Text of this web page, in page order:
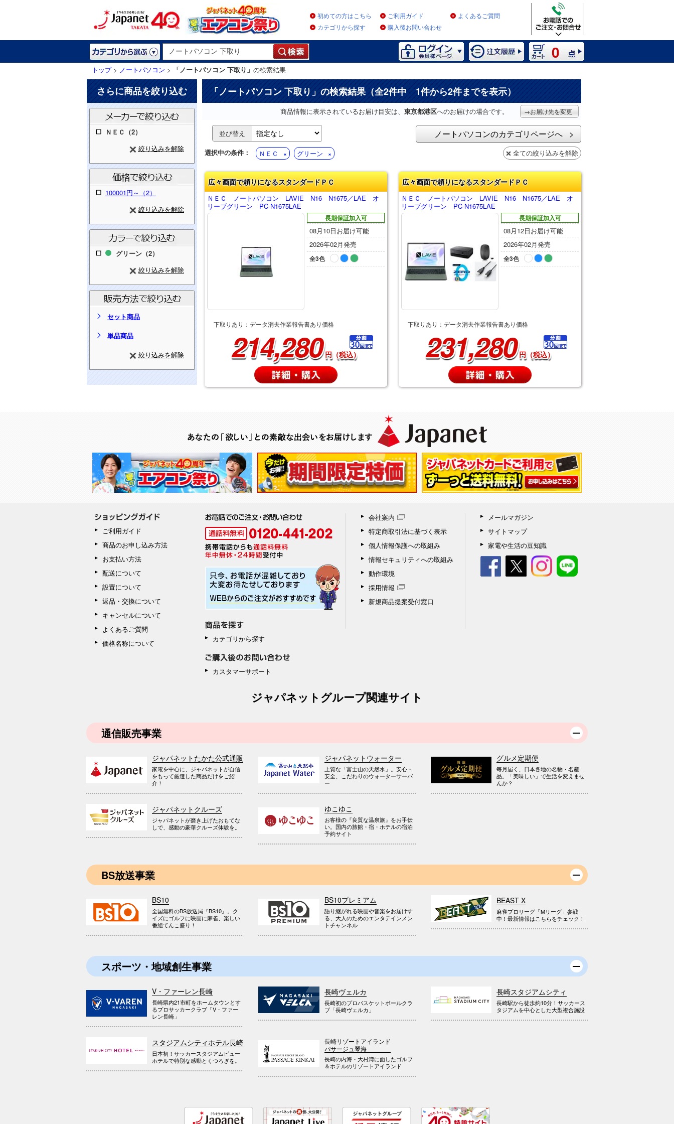
初めての方はこちら ご利用ガイド
よくあるご質問
カテゴリから探す
購入後お問い合わせ
0
トップ> ノートパソコン > 「ノートパソコン 下取り」 の検索結果
さらに商品を絞り込む
ＮＥＣ（2）
絞り込みを解除
100001円～（2）
絞り込みを解除
グリーン（2）
絞り込みを解除
セット商品
単品商品
絞り込みを解除
「ノートパソコン 下取り 」の検索結果（全2件中 1件から2件までを表示）
商品情報に表示されているお届け目安は、 東京都港区へのお届けの場合です。 →お届け先を変更
並び替え ノートパソコンのカテゴリページへ
選択中の条件： ＮＥＣ グリーン 全ての絞り込みを解除
広々画面で頼りになるスタンダードＰＣ
ＮＥＣ ノートパソコン LAVIE N16 N1675／LAE オ
リーブグリーン PC-N1675LAE
長期保証加入可
08月10日お届け可能
2026年02月発売
全3色
下取りあり：データ消去作業報告書あり価格
214,280 円（税込）
広々画面で頼りになるスタンダードＰＣ
ＮＥＣ ノートパソコン LAVIE N16 N1675／LAE オ
リーブグリーン PC-N1675LAE
長期保証加入可
08月12日お届け可能
2026年02月発売
全3色
下取りあり：データ消去作業報告書あり価格
231,280 円（税込）
ご利用ガイド
商品のお申し込み方法
お支払い方法
配送について
設置について
返品・交換について
キャンセルについて
よくあるご質問
価格名称について
カテゴリから探す
カスタマーサポート
会社案内
特定商取引法に基づく表示
個人情報保護への取組み
情報セキュリティへの取組み
動作環境
採用情報
新規商品提案受付窓口
メールマガジン
サイトマップ
家電や生活の豆知識
ジャパネットグループ関連サイト
通信販売事業
ジャパネットたかた公式通販
家電を中心に、ジャパネットが自信
をもって厳選した商品だけをご紹
介！
ジャパネットウォーター
上質な「富士山の天然水」。安心・
安全、こだわりのウォーターサーバ
ー
グルメ定期便
毎月届く、日本各地の名物・名産
品。「美味しい」で生活を変えませ
んか？
ジャパネットクルーズ
ジャパネットが磨き上げたおもてな
しで、感動の豪華クルーズ体験を。
ゆこゆこ
お客様の『良質な温泉旅』をお手伝
い。国内の旅館・宿・ホテルの宿泊
予約サイト
BS放送事業
BS10
全国無料のBS放送局『BS10』。ク
イズにゴルフに映画に麻雀、楽しい
番組てんこ盛り！
BS10プレミアム
語り継がれる映画や音楽をお届けす
る、大人のためのエンタテインメン
トチャンネル
BEAST X
麻雀プロリーグ「Mリーグ」参戦
中！最新情報はこちらをチェック！
スポーツ・地域創生事業
V・ファーレン長崎
長崎県内21市町をホームタウンとす
るプロサッカークラブ「V・ファー
レン長崎」
長崎ヴェルカ
長崎初のプロバスケットボールクラ
ブ「長崎ヴェルカ」
長崎スタジアムシティ
長崎駅から徒歩約10分！サッカース
タジアムを中心とした大型複合施設
スタジアムシティホテル長崎
日本初！サッカースタジアムビュー
ホテルで特別な感動とくつろぎを。
長崎リゾートアイランド
パサージュ琴海
長崎の内海・大村湾に面したゴルフ
＆ホテルのリゾートアイランド